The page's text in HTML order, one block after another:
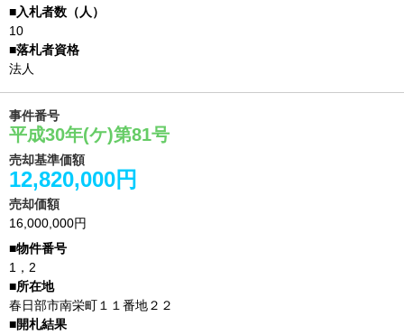
10
法人
事件番号
平成30年(ケ)第81号
売却基準価額
12,820,000円
売却価額
16,000,000円
1，2
春日部市南栄町１１番地２２